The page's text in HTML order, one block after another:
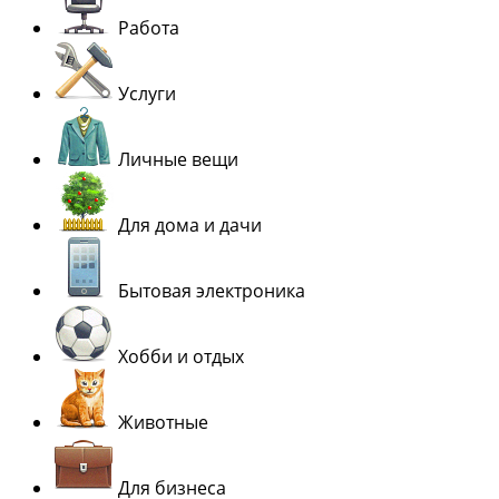
Работа
Услуги
Личные вещи
Для дома и дачи
Бытовая электроника
Хобби и отдых
Животные
Для бизнеса